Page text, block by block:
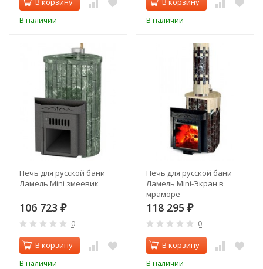
В наличии В наличии
Печь для русской бани
Ламель Mini змеевик
106 723 ₽
0
В корзину
В наличии
Печь для русской бани
Ламель Mini-Экран в
мраморе
118 295 ₽
0
В корзину
В наличии